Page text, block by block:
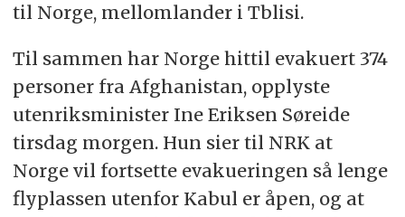
til Norge, mellomlander i Tblisi.
Til sammen har Norge hittil evakuert 374
personer fra Afghanistan, opplyste
utenriksminister Ine Eriksen Søreide
tirsdag morgen. Hun sier til NRK at
Norge vil fortsette evakueringen så lenge
flyplassen utenfor Kabul er åpen, og at